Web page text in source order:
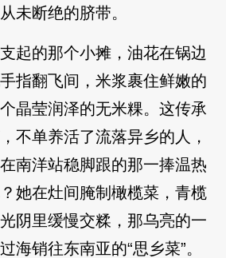
未断绝的脐带。
起的那个小摊，油花在锅边
指翻飞间，米浆裹住鲜嫩的
晶莹润泽的无米粿。这传承
不单养活了流落异乡的人，
南洋站稳脚跟的那一捧温热
她在灶间腌制橄榄菜，青榄
阴里缓慢交糅，那乌亮的一
海销往东南亚的“思乡菜”。